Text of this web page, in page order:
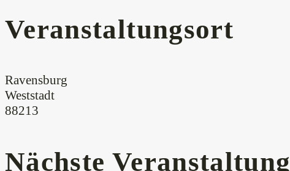
Veranstaltungsort
Ravensburg
Weststadt
88213
Nächste Veranstaltung